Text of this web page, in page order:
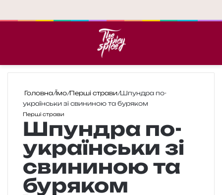
Головна/Їмо/Перші страви/Шпундра по-
українськи зі свининою та буряком
Перші страви
Шпундра по-
українськи зі
свининою та
буряком